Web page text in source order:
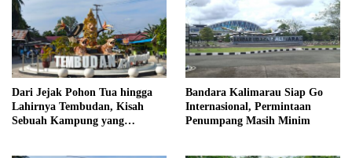
Dari Jejak Pohon Tua hingga
Lahirnya Tembudan, Kisah
Sebuah Kampung yang
Bandara Kalimarau Siap Go
Internasional, Permintaan
Penumpang Masih Minim